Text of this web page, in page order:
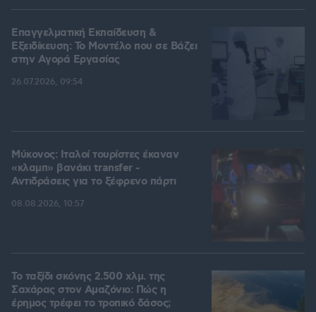
Επαγγελματική Εκπαίδευση &
Εξειδίκευση: Το Mοντέλο που σε Bάζει
στην Aγορά Eργασίας
26.07.2026, 09:54
Μύκονος: Ιταλοί τουρίστες έκαναν
«κλαμπ» βανάκι transfer -
Αντιδράσεις για το ξέφρενο πάρτι
08.08.2026, 10:57
Το ταξίδι σκόνης 2.500 χλμ. της
Σαχάρας στον Αμαζόνιο: Πώς η
έρημος τρέφει το τροπικό δάσος;